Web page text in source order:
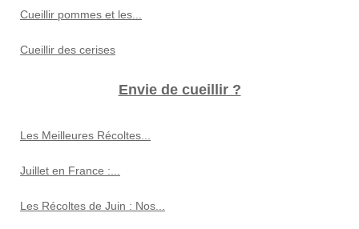
Cueillir pommes et les...
Cueillir des cerises
Envie de cueillir ?
Les Meilleures Récoltes...
Juillet en France :...
Les Récoltes de Juin : Nos...